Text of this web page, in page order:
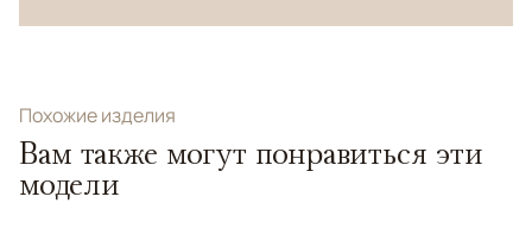
Похожие изделия
Вам также могут понравиться эти
модели